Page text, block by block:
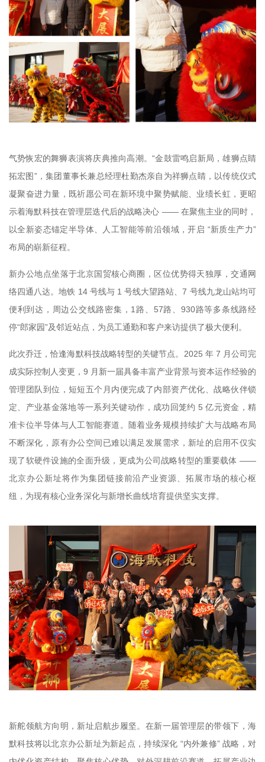
气势恢宏的舞狮表演将庆典推向高潮。“金鼓雷鸣启新局，雄狮点睛
拓宏图”，集团董事长兼总经理杜勤杰亲自为祥狮点睛，以传统仪式
凝聚奋进力量，既祈愿公司在新环境中聚势赋能、业绩长虹，更昭
示着海默科技在管理层迭代后的战略决心 —— 在聚焦主业的同时，
以全新姿态锚定半导体、人工智能等前沿领域，开启 “新质生产力”
布局的崭新征程。
新办公地点坐落于北京国贸核心商圈，区位优势得天独厚，交通网
络四通八达。地铁 14 号线与 1 号线大望路站、7 号线九龙山站均可
便利到达，周边公交线路密集，1路、57路、930路等多条线路经
停“郎家园”及邻近站点，为员工通勤和客户来访提供了极大便利。
此次乔迁，恰逢海默科技战略转型的关键节点。2025 年 7 月公司完
成实际控制人变更，9 月新一届具备丰富产业背景与资本运作经验的
管理团队到位，短短五个月内便完成了内部资产优化、战略伙伴锁
定、产业基金落地等一系列关键动作，成功回笼约 5 亿元资金，精
准卡位半导体与人工智能赛道。随着业务规模持续扩大与战略布局
不断深化，原有办公空间已难以满足发展需求，新址的启用不仅实
现了软硬件设施的全面升级，更成为公司战略转型的重要载体 ——
北京办公新址将作为集团链接前沿产业资源、拓展市场的核心枢
纽，为现有核心业务深化与新增长曲线培育提供坚实支撑。
新舵领航方向明，新址启航步履坚。在新一届管理层的带领下，海
默科技将以北京办公新址为新起点，持续深化 “内外兼修” 战略，对